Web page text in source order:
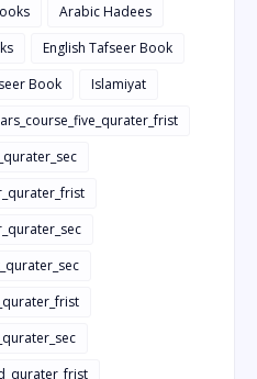
Arabic Hadees
English Tafseer Book
Book
Islamiyat